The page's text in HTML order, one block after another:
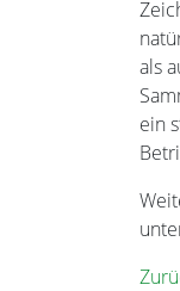
als
ein